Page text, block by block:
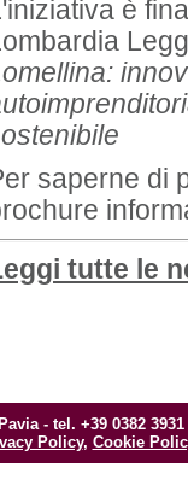
è
saperne di
tutte le
- tel. +39 0382
Policy, Cookie